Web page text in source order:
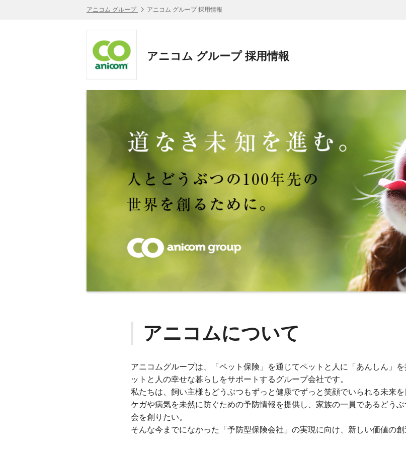
アニコム グループ アニコム グループ 採用情報
アニコム グループ 採用情報
アニコムについて
アニコムグループは、「ペット保険」を通じてペットと人に「あんしん」
ットと人の幸せな暮らしをサポートするグループ会社です。
私たちは、飼い主様もどうぶつもずっと健康でずっと笑顔でいられる未来を
ケガや病気を未然に防ぐための予防情報を提供し、家族の一員であるどう
会を創りたい。
そんな今までになかった「予防型保険会社」の実現に向け、新しい価値の創